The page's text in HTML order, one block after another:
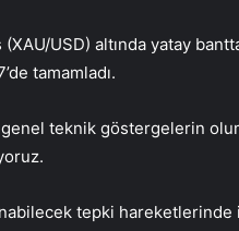
(XAU/USD) altında yatay
tamamladı.
teknik göstergelerin
tepki